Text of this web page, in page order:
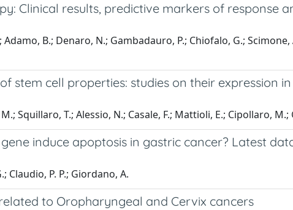
Clinical results, predictive markers of response
B.; Denaro, N.; Gambadauro, P.; Chiofalo, G.; Scimone,
stem cell properties: studies on their expression
Squillaro, T.; Alessio, N.; Casale, F.; Mattioli, E.; Cipollaro,
induce apoptosis in gastric cancer? Latest
Claudio, P. P.; Giordano, A.
to Oropharyngeal and Cervix cancers